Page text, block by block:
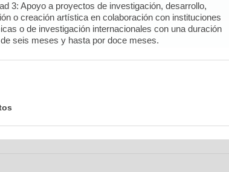
3: Apoyo a proyectos de investigación, desarrollo,
o creación artística en colaboración con instituciones
o de investigación internacionales con una duración
seis meses y hasta por doce meses.